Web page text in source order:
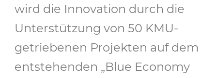
wird die Innovation durch die
Unterstützung von 50 KMU-
getriebenen Projekten auf dem
entstehenden „Blue Economy